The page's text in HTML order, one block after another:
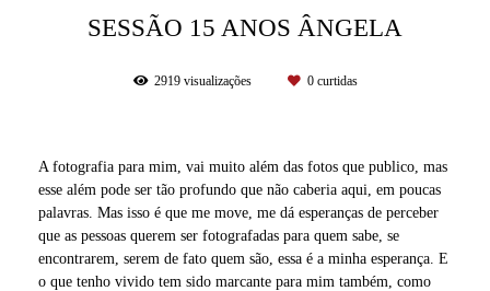
SESSÃO 15 ANOS ÂNGELA
2919visualizações 0curtidas
A fotografia para mim, vai muito além das fotos que publico, mas
esse além pode ser tão profundo que não caberia aqui, em poucas
palavras. Mas isso é que me move, me dá esperanças de perceber
que as pessoas querem ser fotografadas para quem sabe, se
encontrarem, serem de fato quem são, essa é a minha esperança. E
o que tenho vivido tem sido marcante para mim também, como